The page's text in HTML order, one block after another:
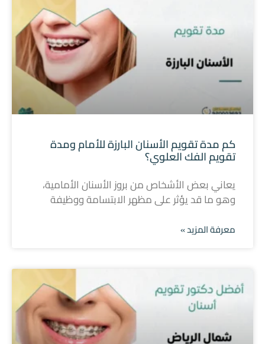
كم مدة تقويم الأسنان البارزة للأمام ومدة
تقويم الفك العلوي؟
يعاني بعض الأشخاص من بروز الأسنان الأمامية،
وهو ما قد يؤثر على مظهر الابتسامة ووظيفة
معرفة المزيد »